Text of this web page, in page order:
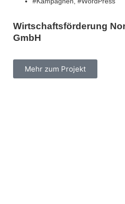
Wirtschaftsförderung
GmbH
Mehr zum Projekt